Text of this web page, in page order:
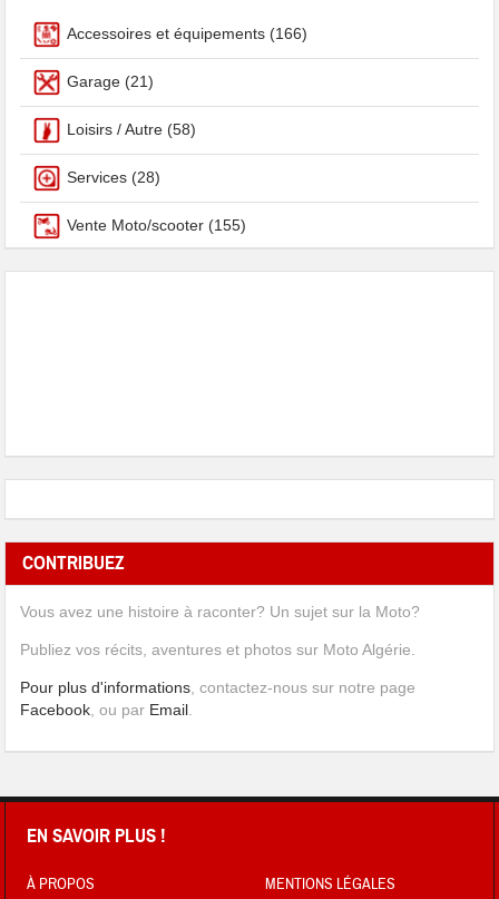
Accessoires et équipements (166)
Garage (21)
Loisirs / Autre (58)
Services (28)
Vente Moto/scooter (155)
CONTRIBUEZ
Vous avez une histoire à raconter? Un sujet sur la Moto?
Publiez vos récits, aventures et photos sur Moto Algérie.
Pour plus d'informations, contactez-nous sur notre page
Facebook, ou par Email.
EN SAVOIR PLUS !
À PROPOS MENTIONS LÉGALES